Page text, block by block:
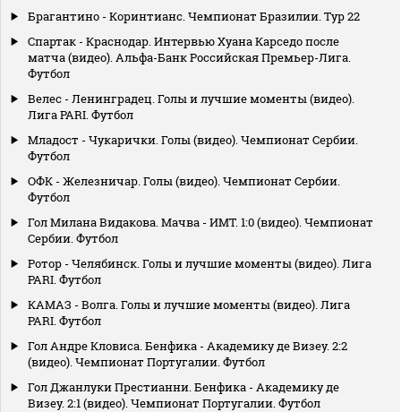
Брагантино - Коринтианс. Чемпионат Бразилии. Тур 22
Спартак - Краснодар. Интервью Хуана Карседо после
матча (видео). Альфа-Банк Российская Премьер-Лига.
Футбол
Велес - Ленинградец. Голы и лучшие моменты (видео).
Лига PARI. Футбол
Младост - Чукарички. Голы (видео). Чемпионат Сербии.
Футбол
ОФК - Железничар. Голы (видео). Чемпионат Сербии.
Футбол
Гол Милана Видакова. Мачва - ИМТ. 1:0 (видео). Чемпионат
Сербии. Футбол
Ротор - Челябинск. Голы и лучшие моменты (видео). Лига
PARI. Футбол
КАМАЗ - Волга. Голы и лучшие моменты (видео). Лига
PARI. Футбол
Гол Андре Кловиса. Бенфика - Академику де Визеу. 2:2
(видео). Чемпионат Португалии. Футбол
Гол Джанлуки Престианни. Бенфика - Академику де
Визеу. 2:1 (видео). Чемпионат Португалии. Футбол